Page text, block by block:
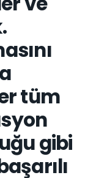
tüm
gibi